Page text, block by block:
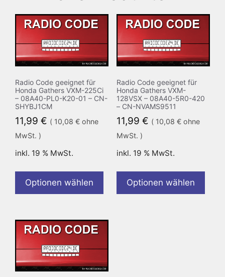
Radio Code geeignet für
Honda Gathers VXM-225Ci
– 08A40-PL0-K20-01 – CN-
SHYBJ1CM
11,99 € ( 10,08 € ohne
MwSt. )
inkl. 19 % MwSt.
Optionen wählen
Radio Code geeignet für
Honda Gathers VXM-
128VSX – 08A40-5R0-420
– CN-NVAMS9511
11,99 € ( 10,08 €ohne
MwSt. )
inkl. 19 % MwSt.
Optionen wählen